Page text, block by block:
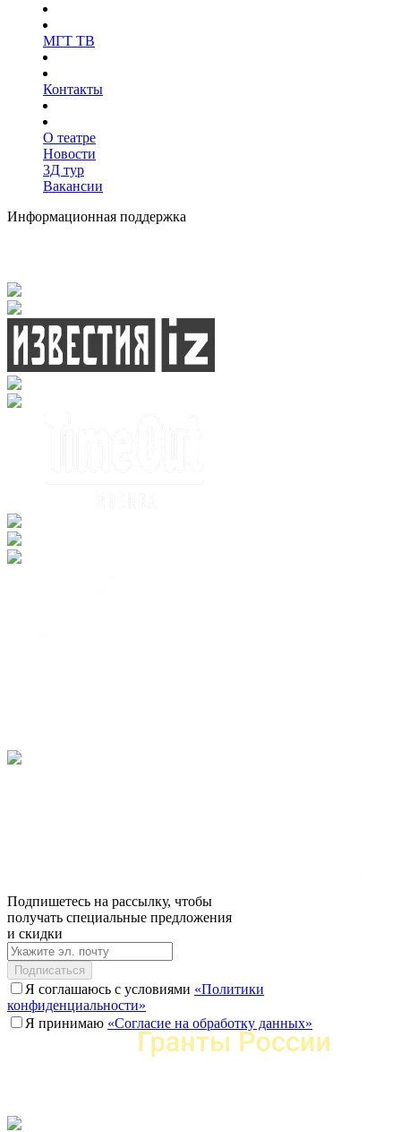
МГТ ТВ
Контакты
О театре
Новости
3Д тур
Вакансии
Информационная поддержка
Подпишетесь на рассылку, чтобы
получать специальные предложения
и скидки
Подписаться
Я соглашаюсь с условиями «Политики
конфиденциальности»
Я принимаю «Согласие на обработку данных»